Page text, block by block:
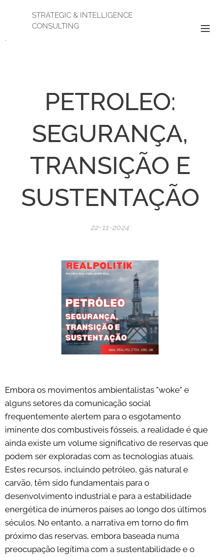
STRATEGIC & INTELLIGENCE
CONSULTING
.
PETROLEO:
SEGURANÇA,
TRANSIÇÃO E
SUSTENTAÇÃO
22-11-2024
Embora os movimentos ambientalistas "woke" e
alguns setores da comunicação social
frequentemente alertem para o esgotamento
iminente dos combustíveis fósseis, a realidade é que
ainda existe um volume significativo de reservas que
podem ser exploradas com as tecnologias atuais.
Estes recursos, incluindo petróleo, gás natural e
carvão, têm sido fundamentais para o
desenvolvimento industrial e para a estabilidade
energética de inúmeros países ao longo dos últimos
séculos. No entanto, a narrativa em torno do fim
próximo das reservas, embora baseada numa
preocupação legítima com a sustentabilidade e o